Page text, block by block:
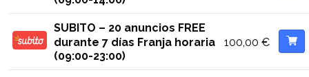
SUBITO – 20 anuncios FREE
durante 7 días Franja horaria
(09:00-23:00)
100,00 €